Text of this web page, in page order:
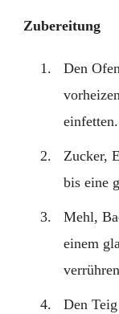
Zubereitung
Den
einfetten.
Zucker,
bis eine
Mehl,
einem
Den